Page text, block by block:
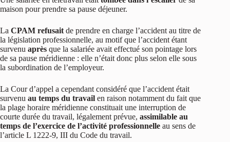
maison pour prendre sa pause déjeuner.
La CPAM refusait de prendre en charge l’accident au titre de
la législation professionnelle, au motif que l’accident étant
survenu après que la salariée avait effectué son pointage lors
de sa pause méridienne : elle n’était donc plus selon elle sous
la subordination de l’employeur.
La Cour d’appel a cependant considéré que l’accident était
survenu au temps du travail en raison notamment du fait que
la plage horaire méridienne constituait une interruption de
courte durée du travail, légalement prévue, assimilable au
temps de l’exercice de l’activité professionnelle au sens de
l’article L 1222-9, III du Code du travail.